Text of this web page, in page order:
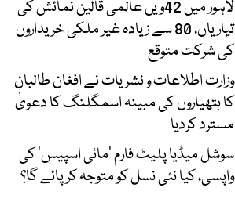
لاہور میں 42ویں عالمی قالین نمائش کی
تیاریاں، 80 سے زیادہ غیر ملکی خریداروں
کی شرکت متوقع
وزارت اطلاعات و نشریات نے افغان طالبان
کا ہتھیاروں کی مبینہ اسمگلنگ کا دعویٰ
مسترد کردیا
سوشل میڈیا پلیٹ فارم ‘مائی اسپیس’ کی
واپسی، کیا نئی نسل کو متوجہ کر پائے گا؟